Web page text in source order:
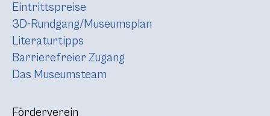
Eintrittspreise
3D-Rundgang/Museumsplan
Literaturtipps
Barrierefreier Zugang
Das Museumsteam
Förderverein